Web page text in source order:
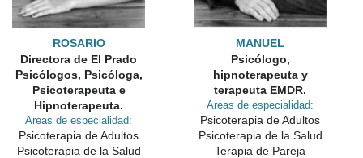
ROSARIO
Directora de El Prado
Psicólogos, Psicóloga,
Psicoterapeuta e
Hipnoterapeuta.
Areas de especialidad:
Psicoterapia de Adultos
Psicoterapia de la Salud
MANUEL
Psicólogo,
hipnoterapeuta y
terapeuta EMDR.
Areas de especialidad:
Psicoterapia de Adultos
Psicoterapia de la Salud
Terapia de Pareja